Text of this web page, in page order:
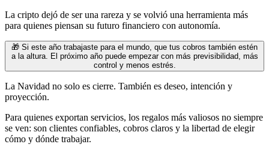
La cripto dejó de ser una rareza y se volvió una herramienta más
para quienes piensan su futuro financiero con autonomía.
🎁 Si este año trabajaste para el mundo, que tus cobros también estén
a la altura. El próximo año puede empezar con más previsibilidad, más
control y menos estrés.
La Navidad no solo es cierre. También es deseo, intención y
proyección.
Para quienes exportan servicios, los regalos más valiosos no siempre
se ven: son clientes confiables, cobros claros y la libertad de elegir
cómo y dónde trabajar.